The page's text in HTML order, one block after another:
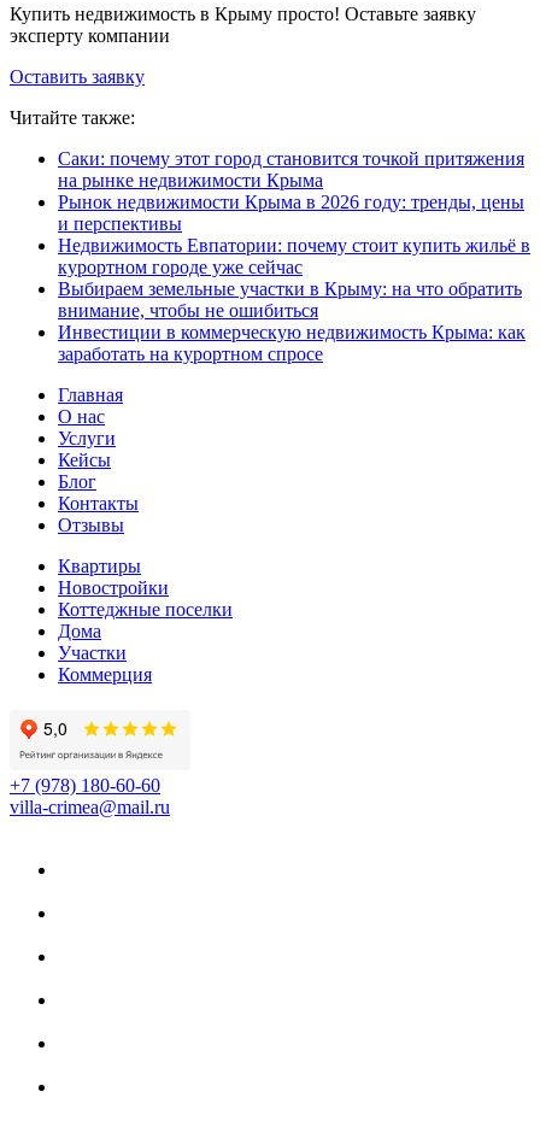
Купить недвижимость в Крыму просто! Оставьте заявку
эксперту компании
Оставить заявку
Читайте также:
Саки: почему этот город становится точкой притяжения
на рынке недвижимости Крыма
Рынок недвижимости Крыма в 2026 году: тренды, цены
и перспективы
Недвижимость Евпатории: почему стоит купить жильё в
курортном городе уже сейчас
Выбираем земельные участки в Крыму: на что обратить
внимание, чтобы не ошибиться
Инвестиции в коммерческую недвижимость Крыма: как
заработать на курортном спросе
Главная
О нас
Услуги
Кейсы
Блог
Контакты
Отзывы
Квартиры
Новостройки
Коттеджные поселки
Дома
Участки
Коммерция
+7 (978) 180-60-60
villa-crimea@mail.ru